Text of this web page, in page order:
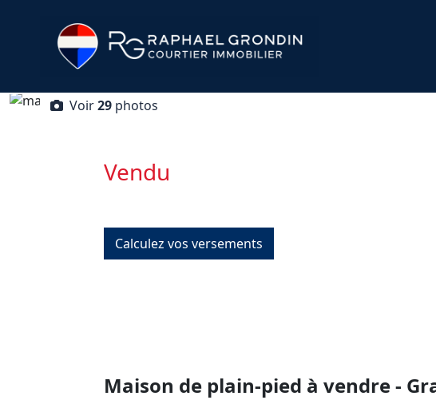
Voir29 photos
Vendu
Calculez vos versements
Maison de plain-pied à vendre -